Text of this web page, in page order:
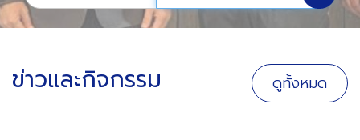
ข่าวและกิจกรรม ดูทั้งหมด